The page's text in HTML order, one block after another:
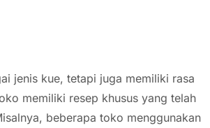
jenis kue, tetapi juga memiliki rasa
memiliki resep khusus yang telah
beberapa toko menggunakan